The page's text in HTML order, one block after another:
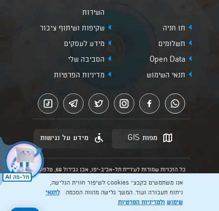
השירות
תו חניה
שקיפות ושיתוף ציבור
תשלומים
מידע לעסקים
Open Data
הסביבה שלי
תנאי השימוש
מדיניות הפרטיות
מפות GIS מידע על נגישות
כל הזכויות שמורות לעיריית תל-אביב-יפו, אבן גבירול 69, טלפון:
הנוסח המחייב הוא זה הקבוע בהוראות הדין הרלוונטיות כפי שתהיינה
בתוקף מעת לעת
Created by: Layer. Digital studio
אנו משתמשים בקבצי cookies לשיפור חווית הגלישה,
ניתוח תעבורה ועוד. המשך גלישה מהווה הסכמהלתנאי
שימוש ולמדיניות הפרטיות